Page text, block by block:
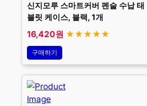
신지모루 스마트커버 펜슬 수납 태
블릿 케이스, 블랙, 1개
16,420원 ★★★★★
구매하기